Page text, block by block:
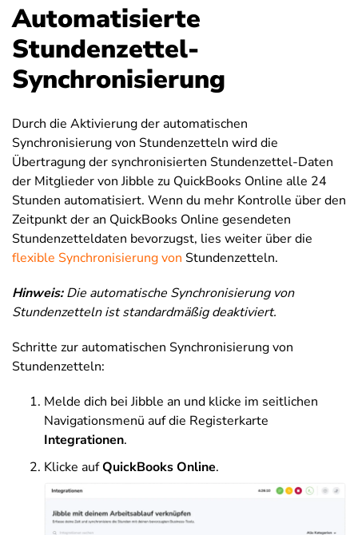
Automatisierte
Stundenzettel-
Synchronisierung
Durch die Aktivierung der automatischen
Synchronisierung von Stundenzetteln wird die
Übertragung der synchronisierten Stundenzettel-Daten
der Mitglieder von Jibble zu QuickBooks Online alle 24
Stunden automatisiert. Wenn du mehr Kontrolle über den
Zeitpunkt der an QuickBooks Online gesendeten
Stundenzetteldaten bevorzugst, lies weiter über die
flexible Synchronisierung von Stundenzetteln.
Hinweis:Die automatische Synchronisierung von
Stundenzetteln ist standardmäßig deaktiviert.
Schritte zur automatischen Synchronisierung von
Stundenzetteln:
Melde dich bei Jibble an und klicke im seitlichen
Navigationsmenü auf die Registerkarte
Integrationen.
Klicke aufQuickBooks Online.